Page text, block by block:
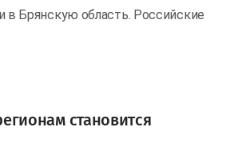
Брянскую область. Российские
становится